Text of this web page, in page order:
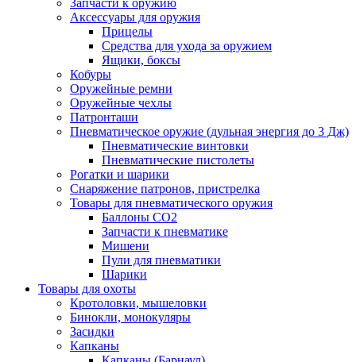
Запчасти к оружию
Аксессуары для оружия
Прицелы
Средства для ухода за оружием
Ящики, боксы
Кобуры
Оружейные ремни
Оружейные чехлы
Патронташи
Пневматическое оружие (дульная энергия до 3 Дж)
Пневматические винтовки
Пневматические пистолеты
Рогатки и шарики
Снаряжение патронов, пристрелка
Товары для пневматического оружия
Баллоны СО2
Запчасти к пневматике
Мишени
Пули для пневматики
Шарики
Товары для охоты
Кротоловки, мышеловки
Бинокли, монокуляры
Засидки
Капканы